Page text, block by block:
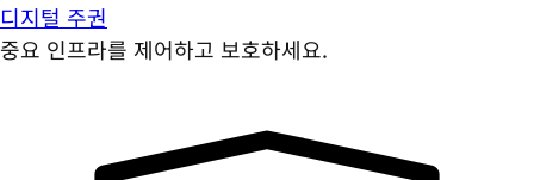
디지털 주권
중요 인프라를 제어하고 보호하세요.